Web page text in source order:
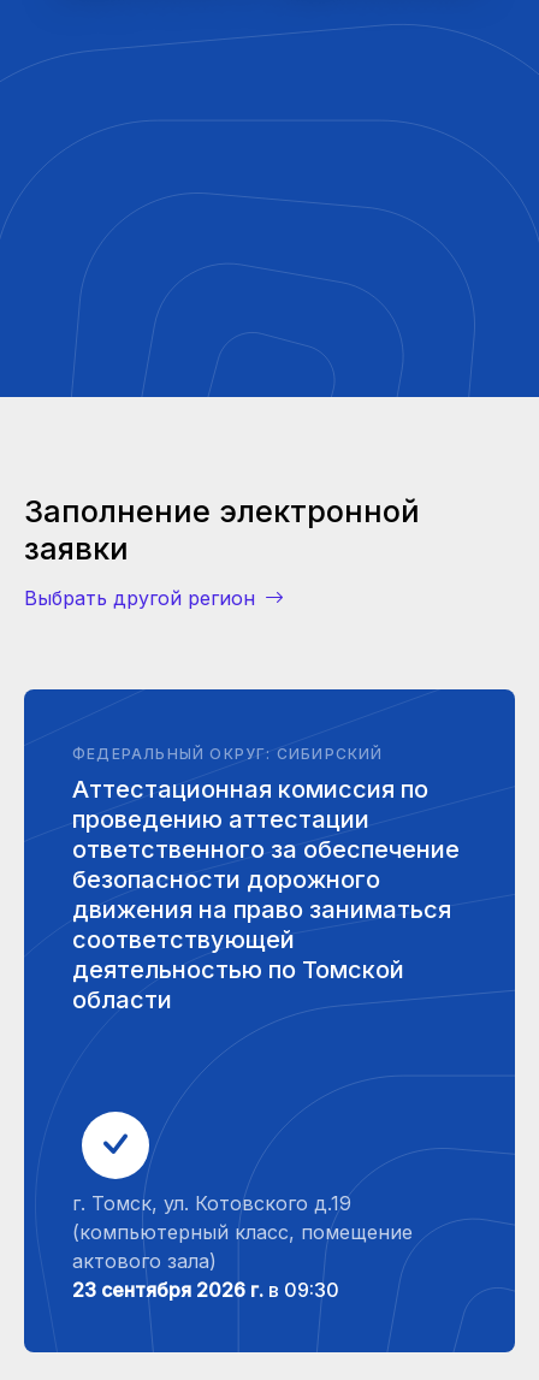
Заполнение электронной
заявки
Выбрать другой регион
ФЕДЕРАЛЬНЫЙ ОКРУГ: СИБИРСКИЙ
Аттестационная комиссия по
проведению аттестации
ответственного за обеспечение
безопасности дорожного
движения на право заниматься
соответствующей
деятельностью по Томской
области
г. Томск, ул. Котовского д.19
(компьютерный класс, помещение
актового зала)
23 сентября 2026 г. в 09:30